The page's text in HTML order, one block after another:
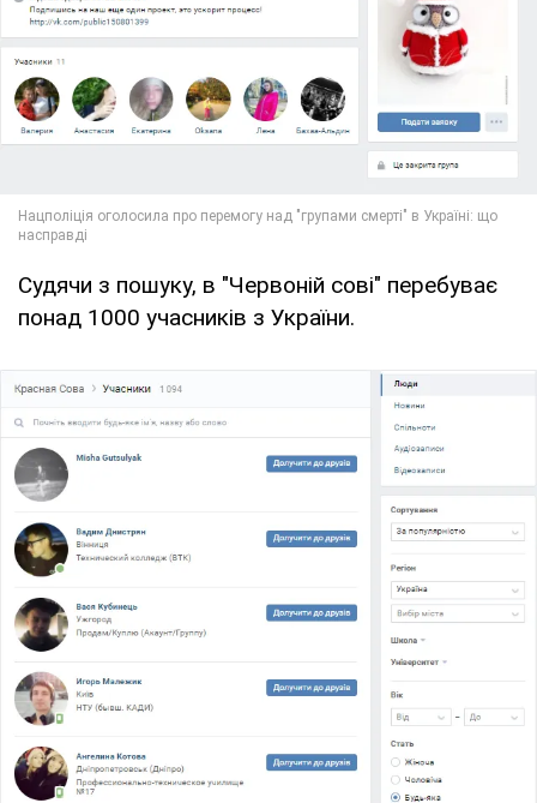
Судячи з пошуку, в "Червоній сові" перебуває
понад 1000 учасників з України.